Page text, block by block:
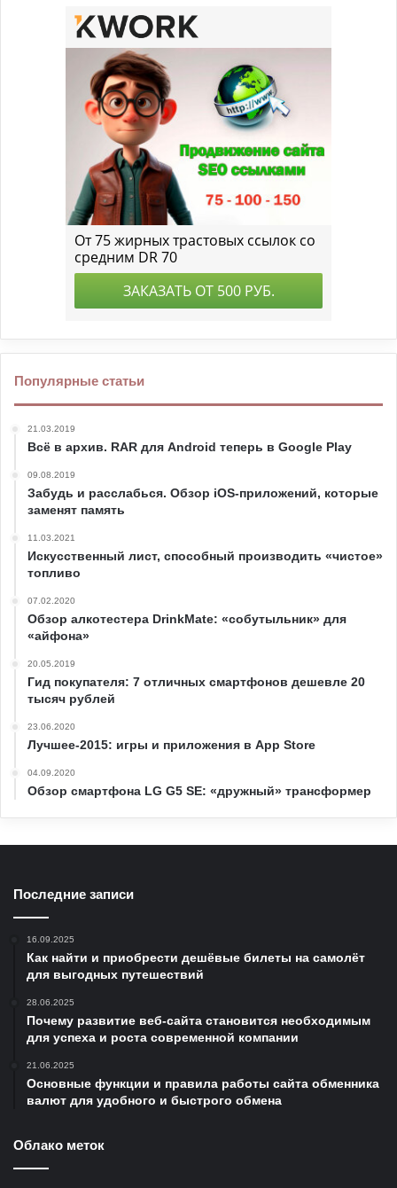
Популярные статьи
21.03.2019
Всё в архив. RAR для Android теперь в Google Play
09.08.2019
Забудь и расслабься. Обзор iOS-приложений, которые
заменят память
11.03.2021
Искусственный лист, способный производить «чистое»
топливо
07.02.2020
Обзор алкотестера DrinkMate: «cобутыльник» для
«айфона»
20.05.2019
Гид покупателя: 7 отличных смартфонов дешевле 20
тысяч рублей
23.06.2020
Лучшее-2015: игры и приложения в App Store
04.09.2020
Обзор смартфона LG G5 SE: «дружный» трансформер
Последние записи
16.09.2025
Как найти и приобрести дешёвые билеты на самолёт
для выгодных путешествий
28.06.2025
Почему развитие веб-сайта становится необходимым
для успеха и роста современной компании
21.06.2025
Основные функции и правила работы сайта обменника
валют для удобного и быстрого обмена
Облако меток